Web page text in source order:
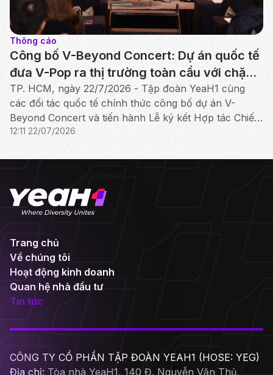
Thông cáo
Công bố V-Beyond Concert: Dự án quốc tế
đưa V-Pop ra thị trường toàn cầu với chặng
đầu tiên tại Bắc Mỹ
TP. HCM, ngày 22/7/2026 - Tập đoàn YeaH1 cùng
các đối tác quốc tế chính thức công bố dự án V-
Beyond Concert và tiến hành Lễ ký kết Hợp tác Chiến
lược giữa YeaH1, iMe Entertainment Group và AlphaZ.
12:11 22/07/2026
Trang chủ
Về chúng tôi
Hoạt động kinh doanh
Quan hệ nhà đầu tư
Tin tức
CÔNG TY CỔ PHẦN TẬP ĐOÀN YEAH1 (HOSE: YEG)
Địa chỉ: Tòa nhà YeaH1, 140 Đ. Nguyễn Văn Thủ,